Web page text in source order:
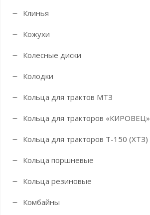
Клинья
Кожухи
Колесные диски
Колодки
Кольца для трактов МТЗ
Кольца для тракторов «КИРОВЕЦ»
Кольца для тракторов Т-150 (ХТЗ)
Кольца поршневые
Кольца резиновые
Комбайны